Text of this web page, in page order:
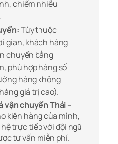
chiếm nhiều
Tùy thuộc
gian, khách hàng
chuyển bằng
phù hợp hàng số
hàng không
giá trị cao).
vận chuyển Thái –
kiện hàng của mình,
trực tiếp với đội ngũ
tư vấn miễn phí.